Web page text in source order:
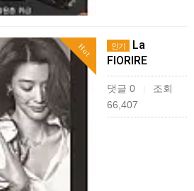
Hot 인기
La
FIORIRE
댓글 0 |
조회
66,407